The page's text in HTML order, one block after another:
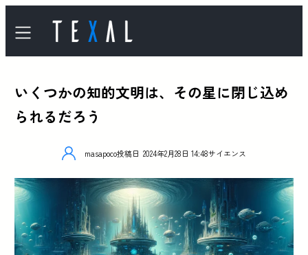
いくつかの知的文明は、その星に閉じ込め
られるだろう
masapoco投稿日 2024年2月28日 14:48サイエンス